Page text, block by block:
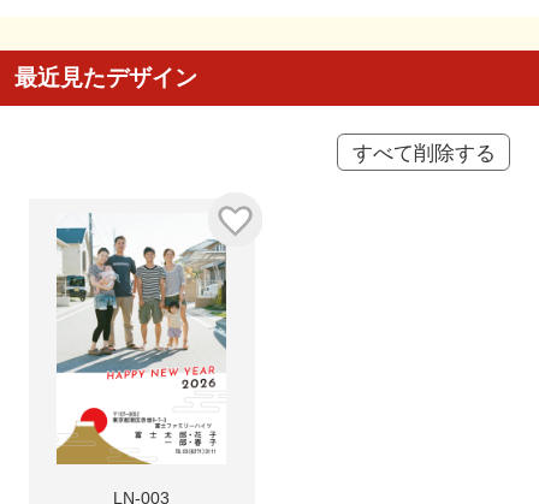
最近見たデザイン
すべて削除する
LN-003